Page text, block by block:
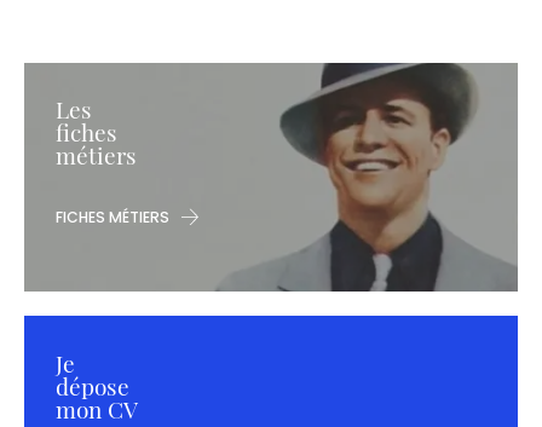
Les
fiches
métiers
FICHES MÉTIERS
Je
dépose
mon CV